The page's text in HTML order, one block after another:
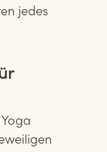
jedes